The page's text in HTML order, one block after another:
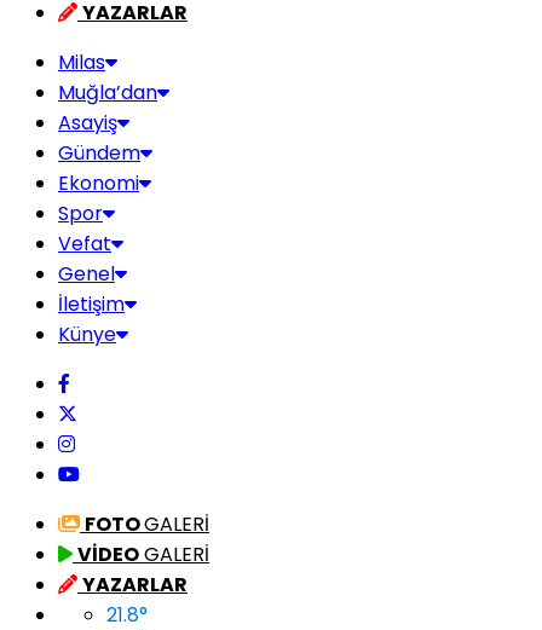
YAZARLAR
Milas
Muğla’dan
Asayiş
Gündem
Ekonomi
Spor
Vefat
Genel
İletişim
Künye
FOTOGALERİ
VİDEOGALERİ
YAZARLAR
21.8°